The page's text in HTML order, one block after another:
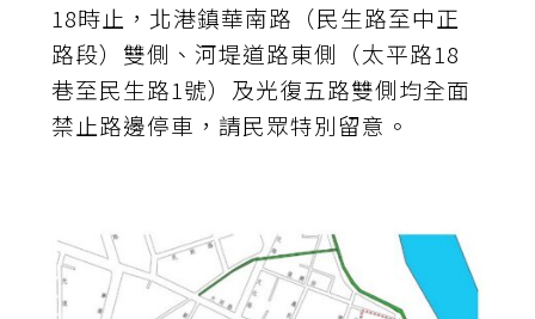
18時止，北港鎮華南路（民生路至中正
路段）雙側、河堤道路東側（太平路18
巷至民生路1號）及光復五路雙側均全面
禁止路邊停車，請民眾特別留意。